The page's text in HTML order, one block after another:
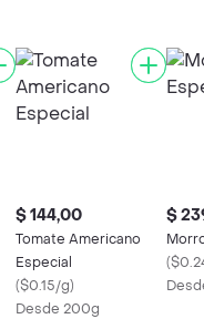
$ 144,00
Tomate Americano
Especial
($0.15/g)
Desde 200g
$
(